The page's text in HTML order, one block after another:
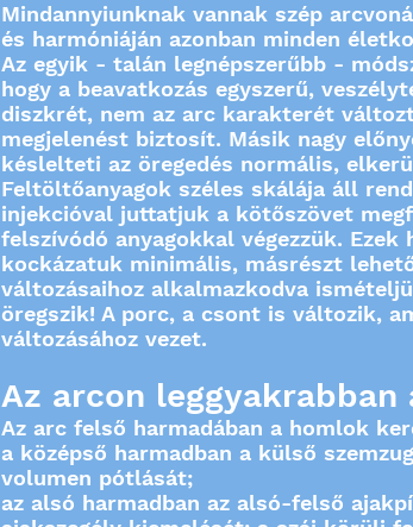
Mindannyiunknak vannak szép
és harmóniáján azonban minden
Az egyik - talán legnépszerűbb -
hogy a beavatkozás egyszerű,
diszkrét, nem az arc karakterét
megjelenést biztosít. Másik nagy
késlelteti az öregedés normális,
Feltöltőanyagok széles skálája áll
injekcióval juttatjuk a kötőszövet
felszívódó anyagokkal végezzük.
kockázatuk minimális, másrészt
változásaihoz alkalmazkodva
öregszik! A porc, a csont is változik,
változásához vezet.
Az arcon
Az arc felső harmadában a homlok
a középső harmadban a külső
volumen pótlását;
az alsó harmadban az alsó-felső